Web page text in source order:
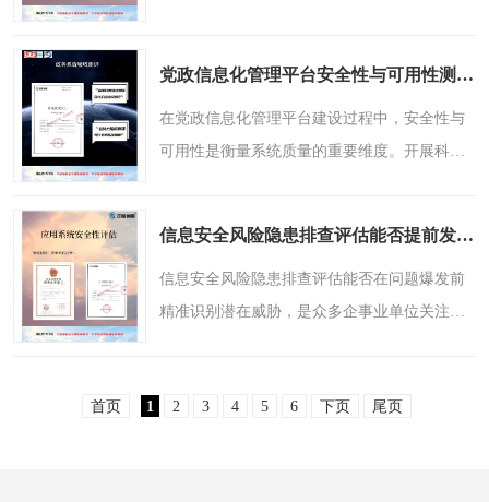
及等保2.0（GB/T 222..
党政信息化管理平台安全性与可用性测评，正信技术服务提供参考
在党政信息化管理平台建设过程中，安全性与
可用性是衡量系统质量的重要维度。开展科
化和验收提供参考依据。..
信息安全风险隐患排查评估能否提前发现隐患？正信技术服务分享实践
信息安全风险隐患排查评估能否在问题爆发前
精准识别潜在威胁，是众多企事业单位关注的
隐患。广东正信技术..
首页 1 2 3 4 5 6 下页 尾页